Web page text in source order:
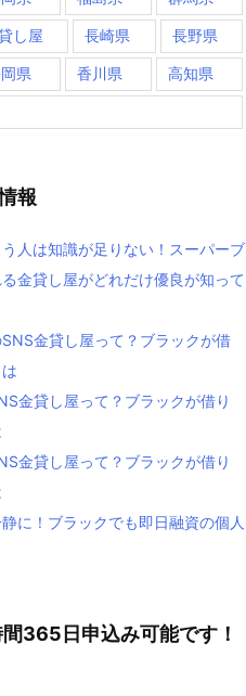
し屋 長崎県 長野県
県 香川県 高知県
報
人は知識が足りない！スーパーブ
金貸し屋がどれだけ優良が知って
金貸し屋って？ブラックが借
金貸し屋って？ブラックが借り
金貸し屋って？ブラックが借り
に！ブラックでも即日融資の個人
365日申込み可能です！